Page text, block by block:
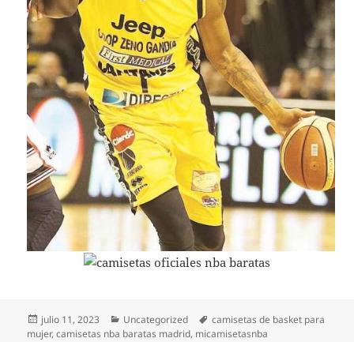
Publicado
el
julio 11, 2023 Categorías
Uncategorized Etiquetas
camisetas de basket para
mujer,camisetas nba baratas madrid, micamisetasnba